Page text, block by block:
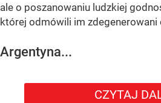
ale o poszanowaniu ludzkiej
której odmówili im zdegenerowani
Argentyna...
CZYTAJ